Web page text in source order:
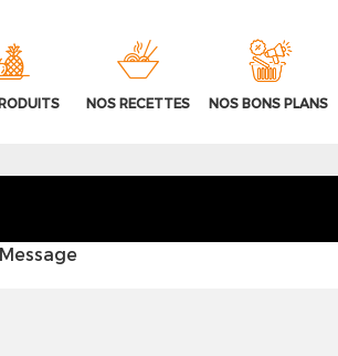
NOS RECETTES NOS BONS PLANS
Message